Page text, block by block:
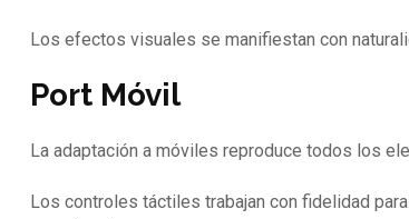
Los efectos visuales se manifiestan con
Port Móvil
La adaptación a móviles reproduce todos los
Los controles táctiles trabajan con fidelidad